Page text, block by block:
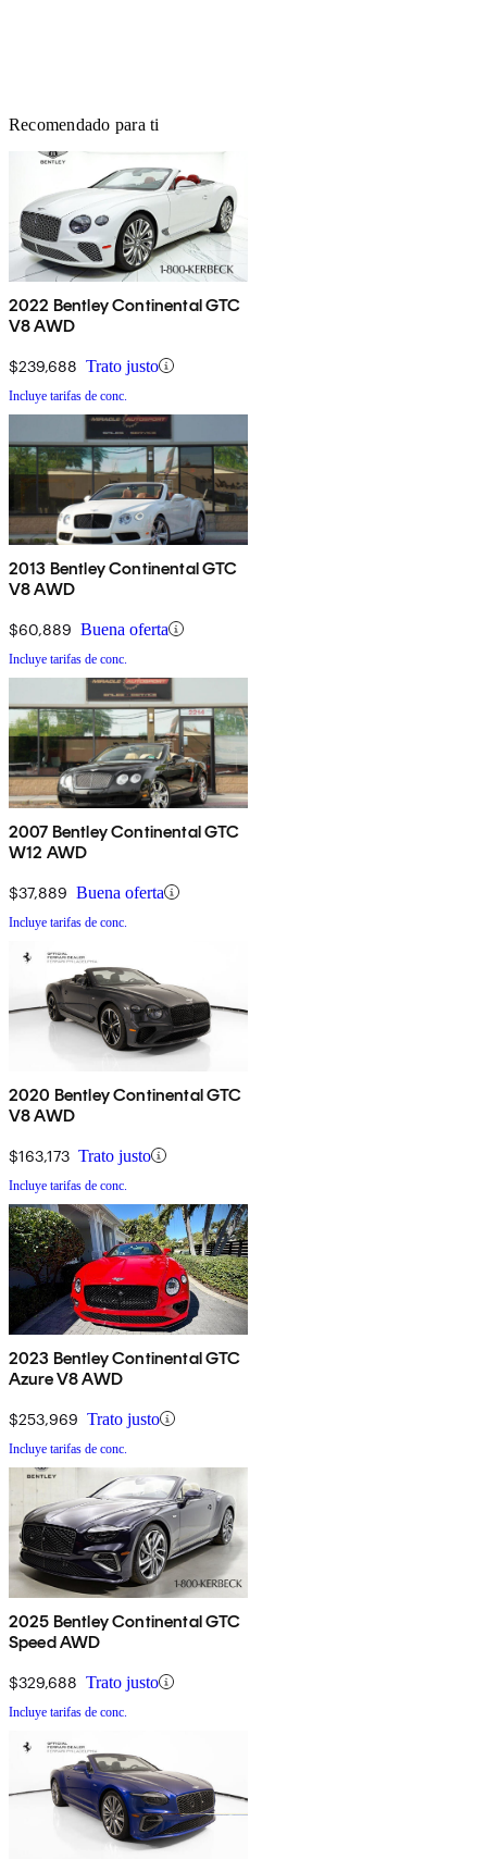
Recomendado para ti
2022 Bentley Continental GTC
V8 AWD
$239,688 Trato justo
Incluye tarifas de conc.
2013 Bentley Continental GTC
V8 AWD
$60,889 Buena oferta
Incluye tarifas de conc.
2007 Bentley Continental GTC
W12 AWD
$37,889 Buena oferta
Incluye tarifas de conc.
2020 Bentley Continental GTC
V8 AWD
$163,173 Trato justo
Incluye tarifas de conc.
2023 Bentley Continental GTC
Azure V8 AWD
$253,969 Trato justo
Incluye tarifas de conc.
2025 Bentley Continental GTC
Speed AWD
$329,688 Trato justo
Incluye tarifas de conc.